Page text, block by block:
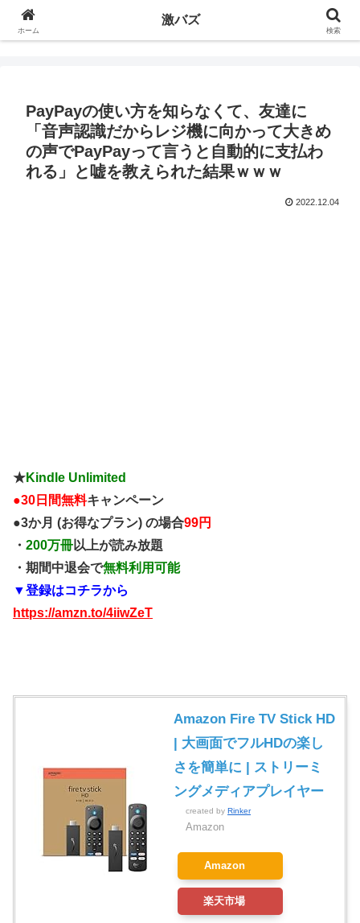
PayPayの使い方を知らなくて、友達に
「音声認識だからレジ機に向かって大きめ
の声でPayPayって言うと自動的に支払わ
れる」と嘘を教えられた結果ｗｗｗ
2022.12.04
★Kindle Unlimited
●30日間無料キャンペーン
●3か月 (お得なプラン) の場合99円
・ 200万冊以上が読み放題
・期間中退会で無料利用可能
▼登録はコチラから
https://amzn.to/4iiwZeT
Amazon Fire TV Stick HD
| 大画面でフルHDの楽し
さを簡単に | ストリーミ
ングメディアプレイヤー
created by Rinker
Amazon
Amazon
楽天市場
ホーム
激バズ
検索